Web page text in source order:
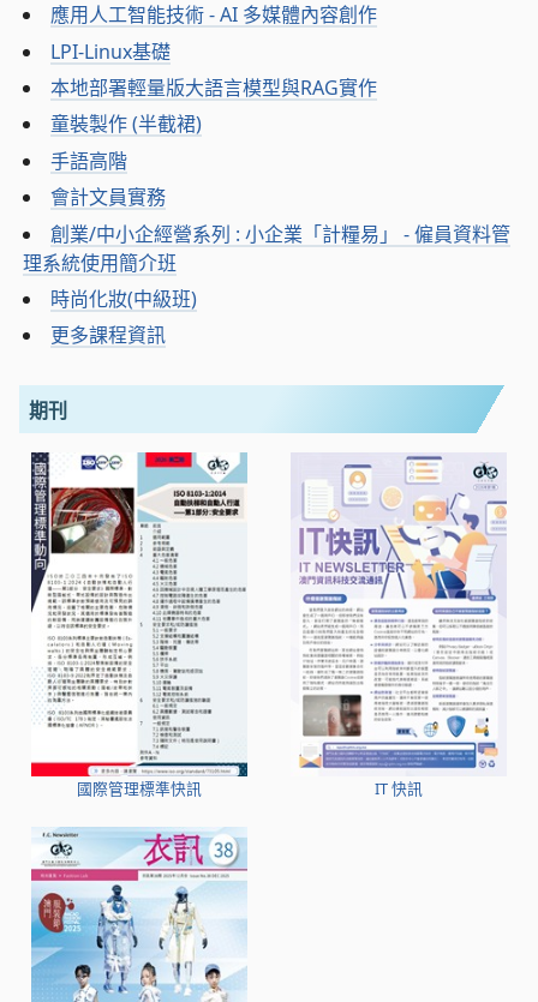
應用人工智能技術 - AI 多媒體內容創作
LPI-Linux基礎
本地部署輕量版大語言模型與RAG實作
童裝製作 (半截裙)
手語高階
會計文員實務
創業/中小企經營系列 : 小企業「計糧易」 - 僱員資料管
理系統使用簡介班
時尚化妝(中級班)
更多課程資訊
期刊
國際管理標準快訊 IT 快訊